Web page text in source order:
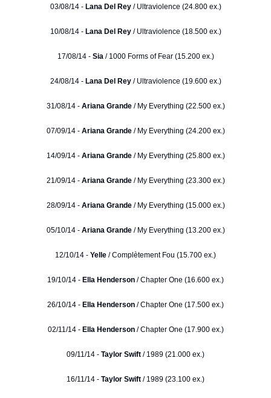
03/08/14 - Lana Del Rey / Ultraviolence (24.800 ex.)
10/08/14 - Lana Del Rey/ Ultraviolence (18.500 ex.)
17/08/14 - Sia / 1000 Forms of Fear (15.200 ex.)
24/08/14 -Lana Del Rey/ Ultraviolence (19.600 ex.)
31/08/14 - Ariana Grande/ My Everything (22.500 ex.)
07/09/14 - Ariana Grande/ My Everything (24.200 ex.)
14/09/14 - Ariana Grande/ My Everything (25.800 ex.)
21/09/14 - Ariana Grande/ My Everything (23.300 ex.)
28/09/14 - Ariana Grande/ My Everything (15.000 ex.)
05/10/14 -Ariana Grande/ My Everything (13.200 ex.)
12/10/14 - Yelle / Complètement Fou (15.700 ex.)
19/10/14 - Ella Henderson / Chapter One (16.600 ex.)
26/10/14 - Ella Henderson / Chapter One (17.500 ex.)
02/11/14 - Ella Henderson/ Chapter One (17.900 ex.)
09/11/14 - Taylor Swift / 1989 (21.000 ex.)
16/11/14 - Taylor Swift / 1989 (23.100 ex.)